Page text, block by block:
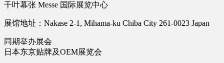
千叶幕张 Messe 国际展览中心
展馆地址：Nakase 2-1, Mihama-ku Chiba City 261-0023 Japan
同期举办展会
日本东京贴牌及OEM展览会